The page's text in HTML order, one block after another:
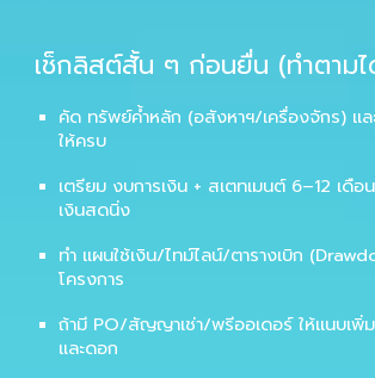
เช็กลิสต์สั้น ๆ ก่อนยื่น (ทำตาม
คัด ทรัพย์ค้ำหลัก (อสังหาฯ/เครื่องจักร) แ
ให้ครบ
เตรียม งบการเงิน + สเตทเมนต์ 6–12 เดือน
เงินสดนิ่ง
ทำ แผนใช้เงิน/ไทม์ไลน์/ตารางเบิก
โครงการ
ถ้ามี PO/สัญญาเช่า/พรีออเดอร์ให้แนบเพิ่
และดอก